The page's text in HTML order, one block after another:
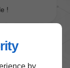
by